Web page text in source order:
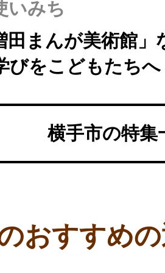
いみち
田まんが美術館
びをこどもたちへ
横手市の特集
おすすめ